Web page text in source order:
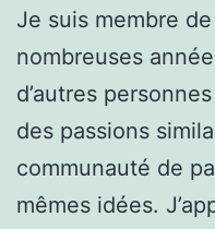
Je suis membre de
nombreuses
d’autres
des passions
communauté de
mêmes idées.